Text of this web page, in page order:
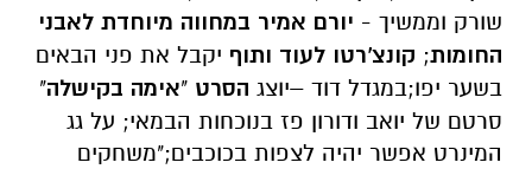
שורק וממשיך - יורם אמיר במחווה מיוחדת לאבני
החומות; קונצ'רטו לעוד ותוף יקבל את פני הבאים
בשער יפו;במגדל דוד –יוצג הסרט "אימה בקישלה"
סרטם של יואב ודורון פז בנוכחות הבמאי; על גג
המינרט אפשר יהיה לצפות בכוכבים;"משחקים